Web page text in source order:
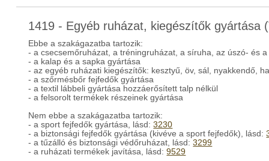
1419 - Egyéb ruházat, kiegészítők gyártása
Ebbe a szakágazatba tartozik:
- a csecsemőruházat, a tréningruházat, a síruha, az úszó- és
- a kalap és a sapka gyártása
- az egyéb ruházati kiegészítők: kesztyű, öv, sál, nyakkendő,
- a szőrmésbőr fejfedők gyártása
- a textil lábbeli gyártása hozzáerősített talp nélkül
- a felsorolt termékek részeinek gyártása
Nem ebbe a szakágazatba tartozik:
- a sport fejfedők gyártása, lásd:3230
- a biztonsági fejfedők gyártása (kivéve a sport fejfedők), lásd:
- a tűzálló és biztonsági védőruházat, lásd:3299
- a ruházati termékek javítása, lásd:9529